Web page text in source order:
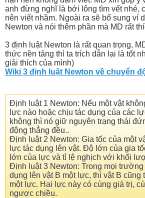
anh đừng nghĩ là bới lông tìm vết nhé,
nên viết nhầm. Ngoài ra sẽ bổ sung ví
Newton và nói thêm phần mà MD rất
3 định luật Newton là rất quan trọng,
thức nền tảng thì ta trích dẫn lại là tốt
giải thích của mình)
Wiki 3 định luật Newton về chuyển
Định luật 1 Newton: Nếu một vật
lực nào hoặc chịu tác dụng của các
không thì nó giữ nguyên trạng thái
động thẳng đều..
Định luật 2 Newton: Gia tốc của một
lực tác dụng lên vật. Độ lớn của gia
lớn của lực và tỉ lệ nghịch với khối
Định luật 3 Newton: Trong mọi trường
dụng lên vật B một lực, thì vật B cũng
một lực. Hai lực này có cùng giá trị,
ngược chiều.